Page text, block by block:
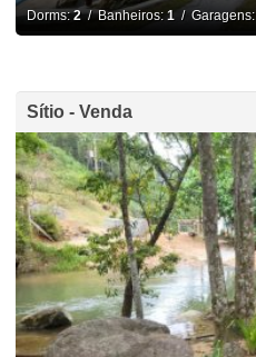
Dorms:2/ Banheiros: 1/ Garagens:
Sítio - Venda